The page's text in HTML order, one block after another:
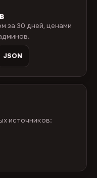
за 30 дней, ценами
JSON
источников: